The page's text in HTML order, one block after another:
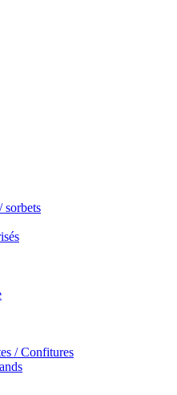
sorbets
/ Confitures